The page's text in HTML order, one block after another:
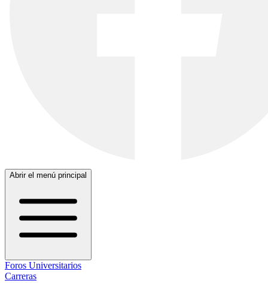
Abrir el menú principal
Foros Universitarios
Carreras